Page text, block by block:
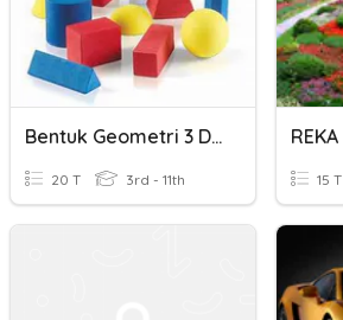
Bentuk Geometri 3 Dimensi
20 T 3rd - 11th 15 T